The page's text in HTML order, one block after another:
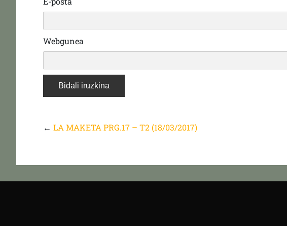
Webgunea
←LA MAKETA PRG.17 – T2 (18/03/2017)